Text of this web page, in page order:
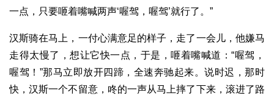
一点，只要咂着嘴喊两声‘喔驾，喔驾’就行了。”
汉斯骑在马上，一付心满意足的样子，走了一会儿，他嫌马
走得太慢了，想让它快一点，于是，咂着嘴喊道：“喔驾，
喔驾！”那马立即放开四蹄，全速奔驰起来。说时迟，那时
快，汉斯一个不留意，咚的一声从马上摔了下来，滚进了路